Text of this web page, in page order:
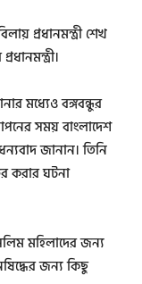
প্রধানমন্ত্রী শেখ
মধ্যেও বঙ্গবন্ধুর
সময় বাংলাদেশ
ধন্যবাদ জানান। তিনি
করার ঘটনা
মহিলাদের জন্য
জন্য কিছু